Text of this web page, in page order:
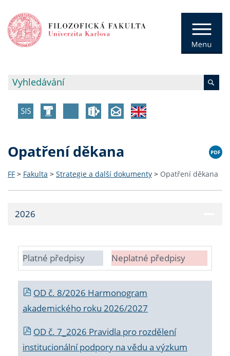
Opatření děkana
FF > Fakulta > Strategie a další dokumenty > Opatření děkana
2026
Platné předpisy Neplatné předpisy
OD č. 8/2026 Harmonogram
akademického roku 2026/2027
OD č. 7_2026 Pravidla pro rozdělení
institucionální podpory na vědu a výzkum